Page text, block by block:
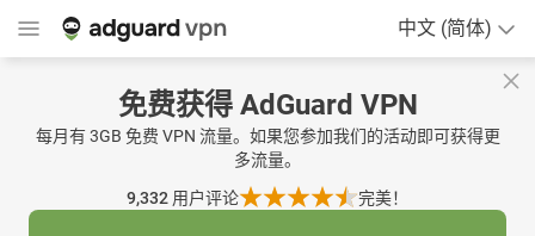
中文 (简体)
免费获得 AdGuard VPN
每月有 3GB 免费 VPN 流量。如果您参加我们的活动即可获得更
多流量。
9,332 用户评论 完美！